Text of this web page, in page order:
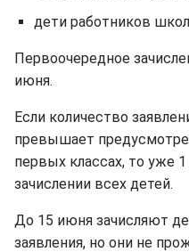
дети работников
Первоочередное
июня.
Если количество
превышает
первых классах, то уже
зачислении всех детей.
До 15 июня зачисляют
заявления, но они не